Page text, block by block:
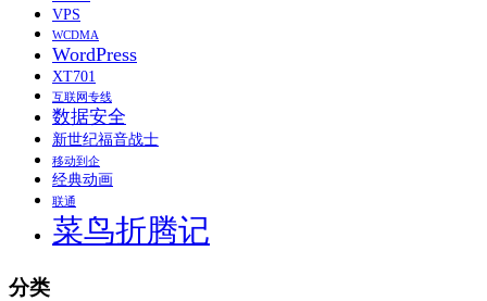
VPS
WCDMA
WordPress
XT701
互联网专线
数据安全
新世纪福音战士
移动到企
经典动画
联通
菜鸟折腾记
分类